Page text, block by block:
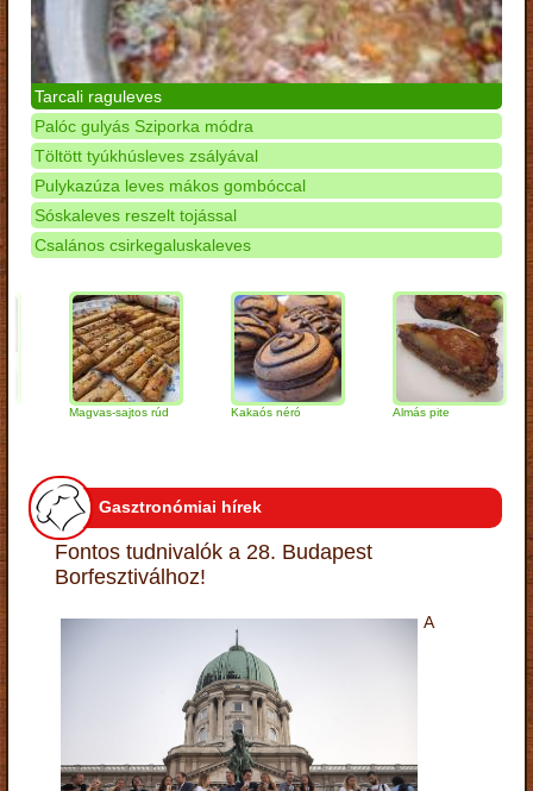
Tarcali raguleves
Palóc gulyás Sziporka módra
Töltött tyúkhúsleves zsályával
Pulykazúza leves mákos gombóccal
Sóskaleves reszelt tojással
Csalános csirkegaluskaleves
Magvas-sajtos rúd Kakaós néró Almás pite
Gasztronómiai hírek
Fontos tudnivalók a 28. Budapest
Borfesztiválhoz!
A